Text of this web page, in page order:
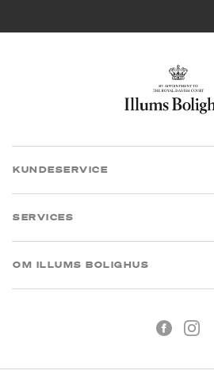
KUNDESERVICE
SERVICES
OM ILLUMS BOLIGHUS